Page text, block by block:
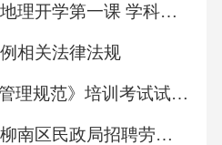
造林指新造或更新森林
2026年秋季初中地理开学第一课 学科之美发现教案
相关法律法规
《药品经营质量管理规范》培训考试试题(附答案)
2026广西柳州市柳南区民政局招聘劳务派遣编外聘用人员2人备考题库附答案详解（b卷）